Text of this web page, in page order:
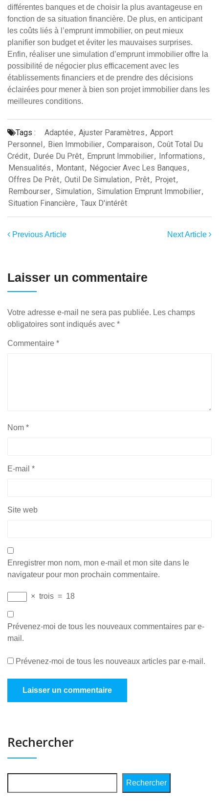
différentes banques et de choisir la plus avantageuse en
fonction de sa situation financière. De plus, en anticipant
les coûts liés à l’emprunt immobilier, on peut mieux
planifier son budget et éviter les mauvaises surprises.
Enfin, réaliser une simulation d’emprunt immobilier offre la
possibilité de négocier plus efficacement avec les
établissements financiers et de prendre des décisions
éclairées pour mener à bien son projet immobilier dans les
meilleures conditions.
Tags : Adaptée, Ajuster Paramètres, Apport
Personnel, Bien Immobilier, Comparaison, Coût Total Du
Crédit, Durée Du Prêt, Emprunt Immobilier, Informations,
Mensualités, Montant, Négocier Avec Les Banques,
Offres De Prêt, Outil De Simulation, Prêt, Projet,
Rembourser, Simulation, Simulation Emprunt Immobilier,
Situation Financière, Taux D'intérêt
Previous Article Next Article
Laisser un commentaire
Votre adresse e-mail ne sera pas publiée. Les champs
obligatoires sont indiqués avec *
Commentaire *
Nom *
E-mail *
Site web
Enregistrer mon nom, mon e-mail et mon site dans le
navigateur pour mon prochain commentaire.
× trois = 18
Prévenez-moi de tous les nouveaux commentaires par e-
mail.
Prévenez-moi de tous les nouveaux articles par e-mail.
Rechercher
Rechercher